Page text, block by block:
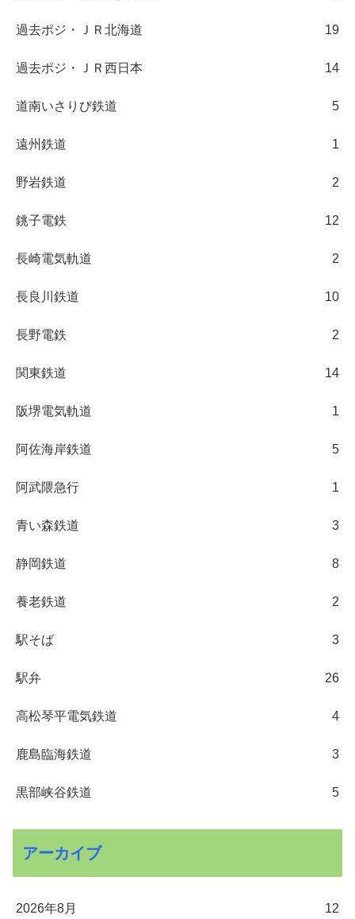
過去ポジ・ＪＲ北海道 19
過去ポジ・ＪＲ西日本 14
道南いさりび鉄道 5
遠州鉄道 1
野岩鉄道 2
銚子電鉄 12
長崎電気軌道 2
長良川鉄道 10
長野電鉄 2
関東鉄道 14
阪堺電気軌道 1
阿佐海岸鉄道 5
阿武隈急行 1
青い森鉄道 3
静岡鉄道 8
養老鉄道 2
駅そば 3
駅弁 26
高松琴平電気鉄道 4
鹿島臨海鉄道 3
黒部峡谷鉄道 5
アーカイブ
2026年8月 12